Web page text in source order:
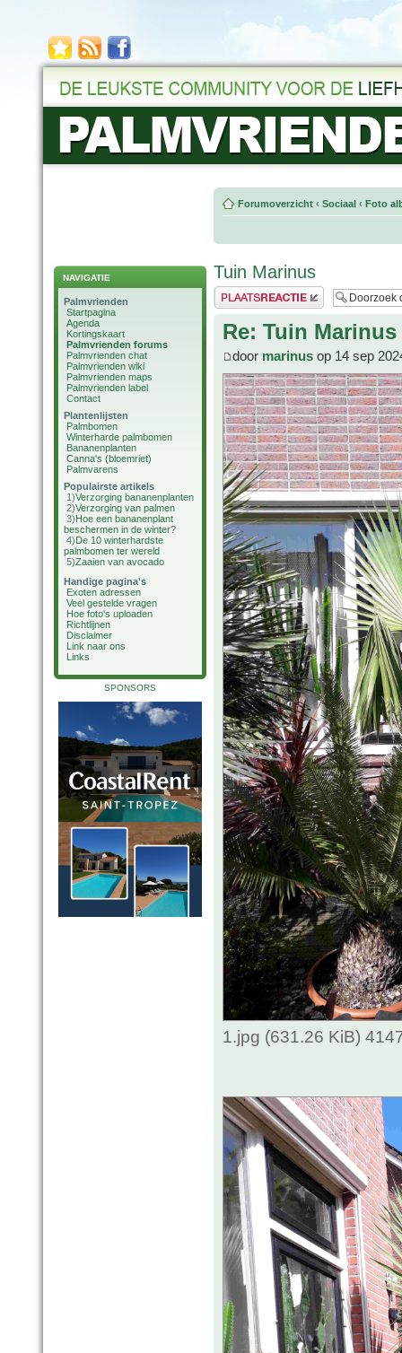
NAVIGATIE
Palmvrienden
Startpagina
Agenda
Kortingskaart
Palmvrienden forums
Palmvrienden chat
Palmvrienden wiki
Palmvrienden maps
Palmvrienden label
Contact
Plantenlijsten
Palmbomen
Winterharde palmbomen
Bananenplanten
Canna's (bloemriet)
Palmvarens
Populairste artikels
1)Verzorging bananenplanten
2)Verzorging van palmen
3)Hoe een bananenplant
beschermen in de winter?
4)De 10 winterhardste
palmbomen ter wereld
5)Zaaien van avocado
Handige pagina's
Exoten adressen
Veel gestelde vragen
Hoe foto's uploaden
Richtlijnen
Disclaimer
Link naar ons
Links
SPONSORS
Forumoverzicht ‹ Sociaal ‹ Foto
Tuin Marinus
Plaats een reactie
Re: Tuin Marinus
door marinus op 14 sep
1.jpg (631.26 KiB)